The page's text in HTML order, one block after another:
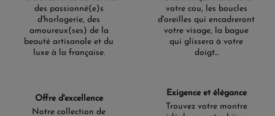
des passionné(e)s
d'horlogerie, des
amoureux(ses) de la
beauté artisanale et du
luxe à la française.
votre cou, les boucles
d'oreilles qui encadreront
votre visage, la bague
qui glissera à votre
doigt...
Offre d'excellence
Notre collection de
Exigence et élégance
Trouvez votre montre